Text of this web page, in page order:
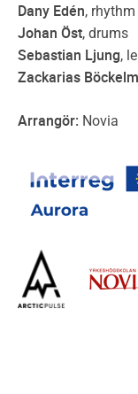
Dany Edén,
Johan Öst, drums
Sebastian Ljung,
Zackarias
Arrangör: Novia